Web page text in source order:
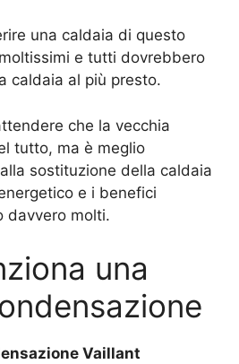
una caldaia di questo
e tutti dovrebbero
caldaia al più presto.
che la vecchia
tutto, ma è meglio
sostituzione della caldaia
e i benefici
davvero molti.
una
Vaillant